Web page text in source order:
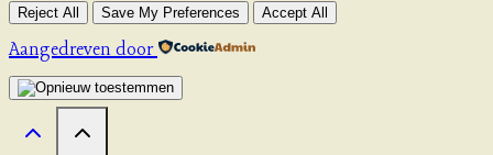
Reject All Save My Preferences Accept All
Aangedreven door